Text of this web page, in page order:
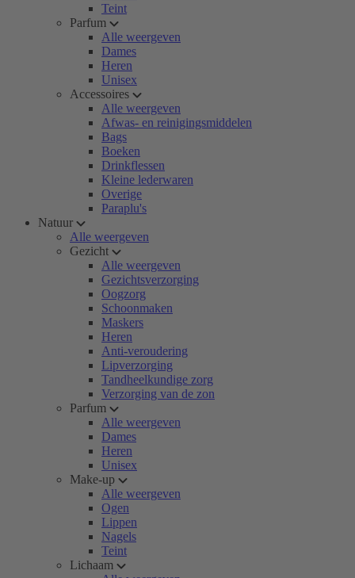
Teint
Parfum
Alle weergeven
Dames
Heren
Unisex
Accessoires
Alle weergeven
Afwas- en reinigingsmiddelen
Bags
Boeken
Drinkflessen
Kleine lederwaren
Overige
Paraplu's
Natuur
Alle weergeven
Gezicht
Alle weergeven
Gezichtsverzorging
Oogzorg
Schoonmaken
Maskers
Heren
Anti-veroudering
Lipverzorging
Tandheelkundige zorg
Verzorging van de zon
Parfum
Alle weergeven
Dames
Heren
Unisex
Make-up
Alle weergeven
Ogen
Lippen
Nagels
Teint
Lichaam